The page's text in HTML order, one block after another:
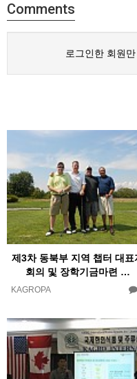
Comments
로그인한 회원
제3차 동북부 지역 챕터 대표
회의 및 장학기금마련 …
KAGROPA